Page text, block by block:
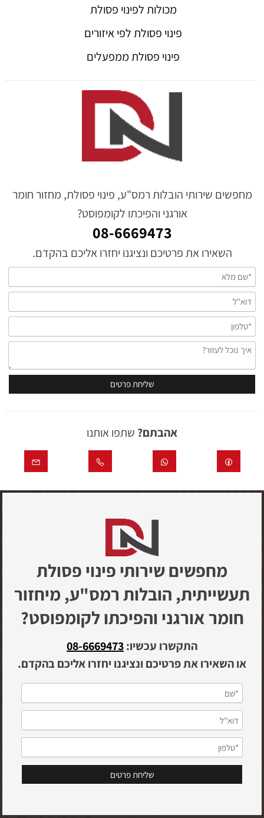
מכולות לפינוי פסולת
פינוי פסולת לפי איזורים
פינוי פסולת ממפעלים
מחפשים שירותי הובלות רמס"ע, פינוי פסולת, מחזור חומר
אורגני והפיכתו לקומפוסט?
08-6669473
השאירו את פרטיכם ונציגנו יחזרו אליכם בהקדם.
אהבתם? שתפו אותנו
מחפשים שירותי פינוי פסולת
תעשייתית, הובלות רמס"ע, מיחזור
חומר אורגני והפיכתו לקומפוסט?
התקשרו עכשיו:08-6669473
או השאירו את פרטיכם ונציגנו יחזרו אליכם בהקדם.